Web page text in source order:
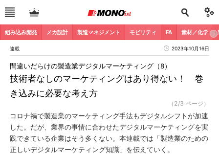
組み込み開発 メカ設計 製造マネジメント モビリティ FA 素材／化学
連載 2023年10月16日
技術者なしのマーケティングはあり得ない！ 巻
き込みに必要な考え方
間違いだらけの製造業デジタルマーケティング（8）
（2/3 ページ）
コロナ禍で製造業のマーケティング手法もデジタルシフトが加速
した。だが、業界の事情に合わせたデジタルマーケティングを実
践できている企業はそう多くない。本連載では「製造業のための
正しいデジタルマーケティング知識」を伝えていく。